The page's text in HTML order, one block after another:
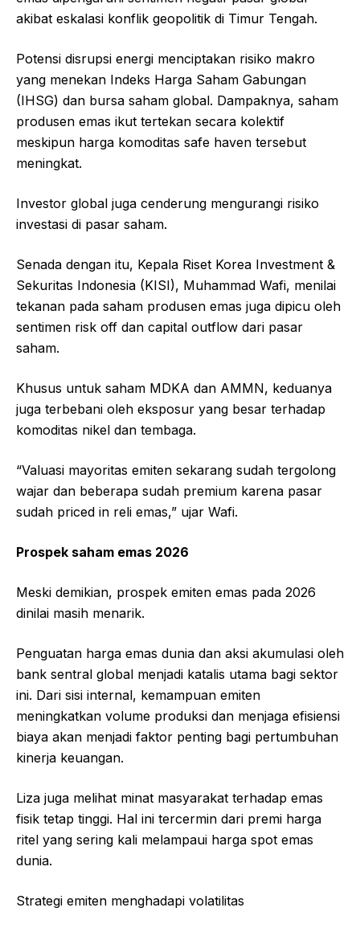
akibat eskalasi konflik geopolitik di Timur Tengah.
Potensi disrupsi energi menciptakan risiko makro
yang menekan Indeks Harga Saham Gabungan
(IHSG) dan bursa saham global. Dampaknya, saham
produsen emas ikut tertekan secara kolektif
meskipun harga komoditas safe haven tersebut
meningkat.
Investor global juga cenderung mengurangi risiko
investasi di pasar saham.
Senada dengan itu, Kepala Riset Korea Investment &
Sekuritas Indonesia (KISI), Muhammad Wafi, menilai
tekanan pada saham produsen emas juga dipicu oleh
sentimen risk off dan capital outflow dari pasar
saham.
Khusus untuk saham MDKA dan AMMN, keduanya
juga terbebani oleh eksposur yang besar terhadap
komoditas nikel dan tembaga.
“Valuasi mayoritas emiten sekarang sudah tergolong
wajar dan beberapa sudah premium karena pasar
sudah priced in reli emas,” ujar Wafi.
Prospek saham emas 2026
Meski demikian, prospek emiten emas pada 2026
dinilai masih menarik.
Penguatan harga emas dunia dan aksi akumulasi oleh
bank sentral global menjadi katalis utama bagi sektor
ini. Dari sisi internal, kemampuan emiten
meningkatkan volume produksi dan menjaga efisiensi
biaya akan menjadi faktor penting bagi pertumbuhan
kinerja keuangan.
Liza juga melihat minat masyarakat terhadap emas
fisik tetap tinggi. Hal ini tercermin dari premi harga
ritel yang sering kali melampaui harga spot emas
dunia.
Strategi emiten menghadapi volatilitas